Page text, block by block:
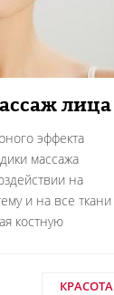
лица
эффекта
массажа
на
и на все ткани
костную
КРАСОТА